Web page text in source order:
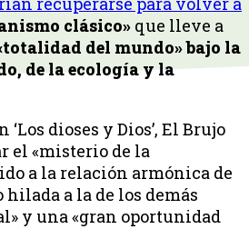
clásico» que lleve a
del mundo» bajo la
de la ecología y la
dioses y Dios’, El Brujo
el «misterio de la
a la relación armónica de
hilada a la de los demás
y una «gran oportunidad